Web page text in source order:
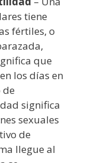
tiene
fértiles, o
que
los días en
significa
sexuales
de
llegue al